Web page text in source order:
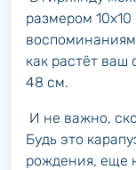
размером
как растёт ваш
48 см.
И не важно,
Будь это
рождения, еще